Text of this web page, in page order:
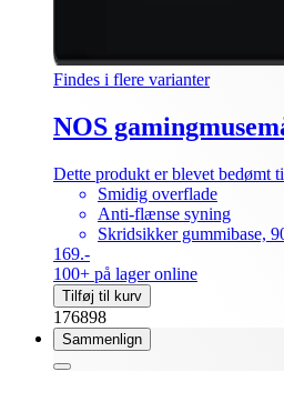
Findes i flere varianter
NOS
Dette produkt er blevet bedømt
Smidig overflade
Anti-flænse syning
Skridsikker gummibase,
169.-
100+ på lager online
Tilføj til kurv
176898
Sammenlign